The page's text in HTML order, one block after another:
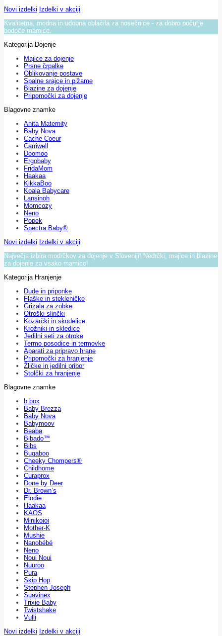
Novi izdelki Izdelki v akciji
Kvalitetna, modna in udobna oblačila za nosečnice - za dobro počutje
bodoče mamice.
Kategorija Dojenje
Majice za dojenje
Prsne črpalke
Oblikovanje postave
Spalne srajce in pižame
Blazine za dojenje
Pripomočki za dojenje
Blagovne znamke
Anita Maternity
Baby Nova
Cache Coeur
Carriwell
Doomoo
Ergobaby
FridaMom
Haakaa
KikkaBoo
Koala Babycare
Lansinoh
Momcozy
Neno
Popek
Spectra Baby®
Novi izdelki Izdelki v akciji
Največja izbira modrčkov za dojenje v Sloveniji! Nedrčki, majice in blazine
za dojenje za vsako mamico!
Kategorija Hranjenje
Dude in priponke
Flaške in stekleničke
Grizala za zobke
Otroški slinčki
Kozarčki in skodelice
Krožniki in skledice
Jedilni seti za otroke
Termo posodice in termovke
Aparati za pripravo hrane
Pripomočki za hranjenje
Žličke in jedilni pribor
Stolčki za hranjenje
Blagovne znamke
b.box
Baby Brezza
Baby Nova
Babymoov
Beaba
Bibado™
Bibs
Bugaboo
Cheeky Chompers®
Childhome
Curaprox
Done by Deer
Dr. Brown’s
Elodie
Haakaa
KAOS
Minikoioi
Mother-K
Mushie
Nanobébé
Neno
Noui Noui
Nuuroo
Pura
Skip Hop
Stephen Joseph
Suavinex
Trixie Baby
Twistshake
Vulli
Novi izdelki Izdelki v akciji